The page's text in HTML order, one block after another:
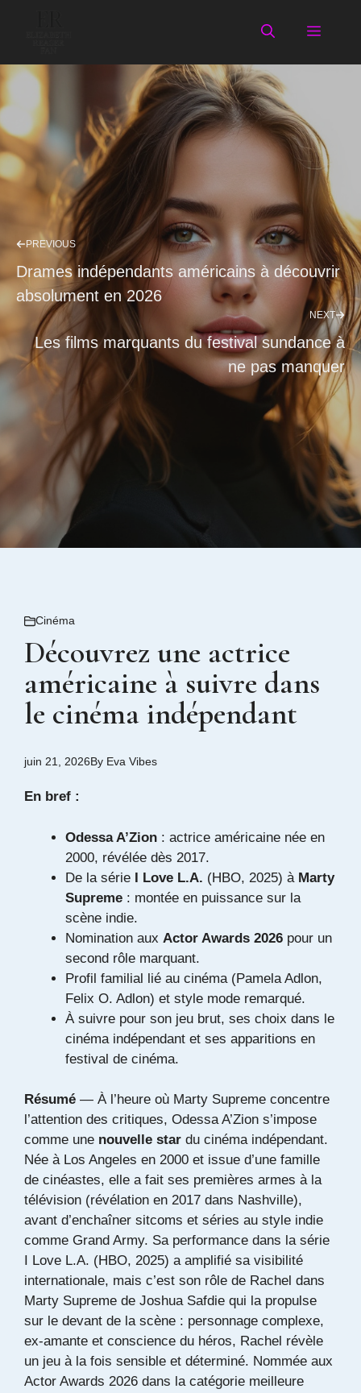
Menu
PREVIOUS
Drames indépendants américains à découvrir
absolument en 2026
NEXT
Les films marquants du festival sundance à
ne pas manquer
Cinéma
Découvrez une actrice
américaine à suivre dans
le cinéma indépendant
juin 21, 2026By Eva Vibes
En bref :
Odessa A’Zion : actrice américaine née en
2000, révélée dès 2017.
De la série I Love L.A. (HBO, 2025) à Marty
Supreme : montée en puissance sur la
scène indie.
Nomination aux Actor Awards 2026 pour un
second rôle marquant.
Profil familial lié au cinéma (Pamela Adlon,
Felix O. Adlon) et style mode remarqué.
À suivre pour son jeu brut, ses choix dans le
cinéma indépendant et ses apparitions en
festival de cinéma.
Résumé — À l’heure où Marty Supreme concentre
l’attention des critiques, Odessa A’Zion s’impose
comme une nouvelle star du cinéma indépendant.
Née à Los Angeles en 2000 et issue d’une famille
de cinéastes, elle a fait ses premières armes à la
télévision (révélation en 2017 dans Nashville),
avant d’enchaîner sitcoms et séries au style indie
comme Grand Army. Sa performance dans la série
I Love L.A. (HBO, 2025) a amplifié sa visibilité
internationale, mais c’est son rôle de Rachel dans
Marty Supreme de Joshua Safdie qui la propulse
sur le devant de la scène : personnage complexe,
ex-amante et conscience du héros, Rachel révèle
un jeu à la fois sensible et déterminé. Nommée aux
Actor Awards 2026 dans la catégorie meilleure